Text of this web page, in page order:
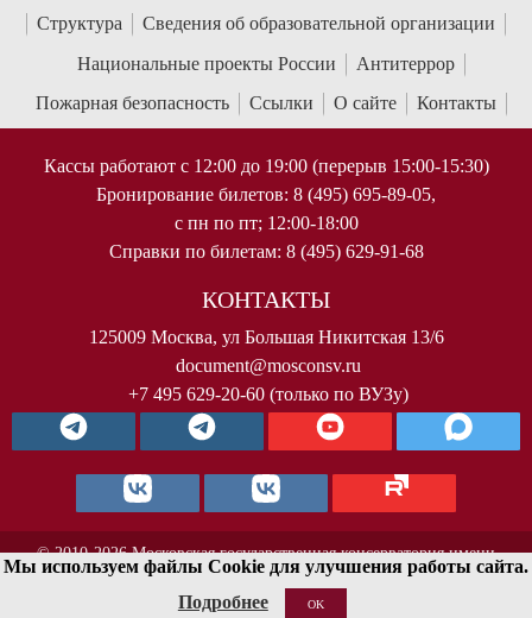
Структура
Сведения об образовательной организации
Национальные проекты России
Антитеррор
Пожарная безопасность
Ссылки О сайте Контакты
Кассы работают с 12:00 до 19:00 (перерыв 15:00-15:30)
Бронирование билетов: 8 (495) 695-89-05,
с пн по пт; 12:00-18:00
Справки по билетам: 8 (495) 629-91-68
КОНТАКТЫ
125009 Москва, ул Большая Никитская 13/6
document@mosconsv.ru
+7 495 629-20-60 (только по ВУЗу)
© 2010-2026 Московская государственная консерватория имени
П.И.Чайковского. Все права защищены.
Мы используем файлы Cookie для улучшения работы сайта.
Подробнее
OK
< !--Yandex.Metrika counter-- >